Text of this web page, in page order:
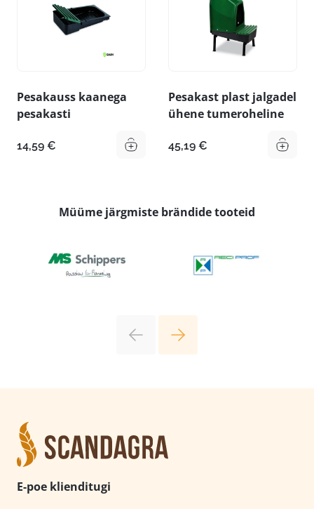
Pesakauss kaanega
pesakasti
14,59 €
Pesakast plast jalgadel
ühene tumeroheline
45,19 €
Müüme järgmiste brändide tooteid
E-poe klienditugi